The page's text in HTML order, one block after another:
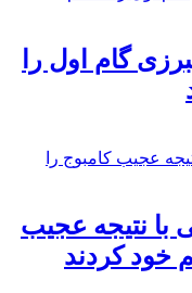
گام اول را
با نتیجه عجیب
خود کردند